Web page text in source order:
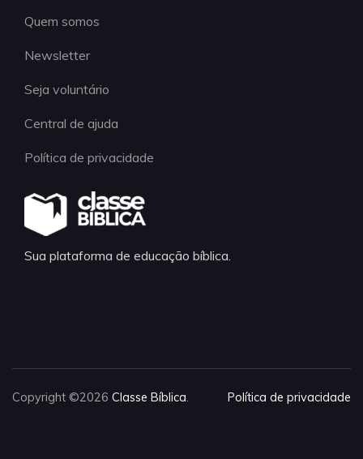
Quem somos
Newsletter
Seja voluntário
Central de ajuda
Política de privacidade
Sua plataforma de educação bíblica.
Copyright ©2026 Classe Bíblica. Política de privacidade